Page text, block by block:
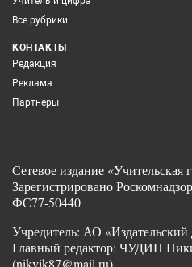
Все рубрики
КОНТАКТЫ
Редакция
Реклама
Партнеры
Сетевое издание «Учительская
Зарегистрировано
ФС77-50440
Учредитель: АО «Издательский
Главный редактор: ЧУДИН
(nikvik87@mail.ru)